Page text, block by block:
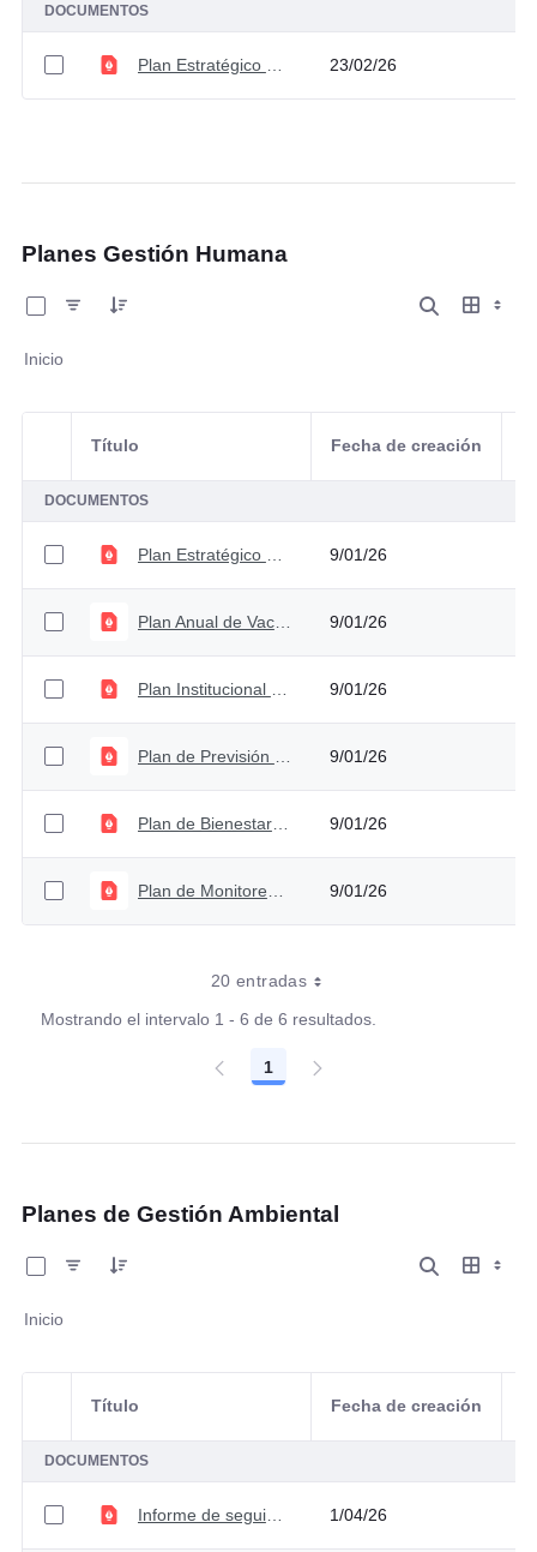
DOCUMENTOS
23/02/26
Planes Gestión Humana
Inicio
Selección del elemento
Título Fecha de creación
DOCUMENTOS
9/01/26
Plan Anual de Vacantes 2026 - Versión 2 9/01/26
9/01/26
9/01/26
Plan de Bienestar 2026 - Versión 2 9/01/26
9/01/26
20 entradas
Mostrando el intervalo 1 - 6 de 6 resultados.
Página
1
Planes de Gestión Ambiental
Inicio
Selección del elemento
Título Fecha de creación
DOCUMENTOS
Informe de seguimiento al Plan de Gestión Ambiental Segundo semestre 1/04/26